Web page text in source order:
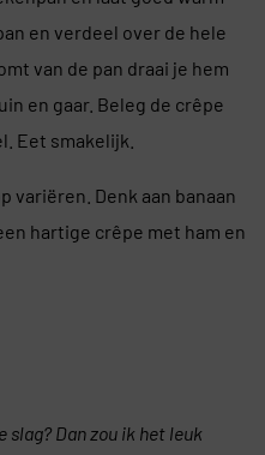
en verdeel over de hele
van de pan draai je hem
en gaar. Beleg de crêpe
Eet smakelijk.
variëren. Denk aan banaan
hartige crêpe met ham en
slag? Dan zou ik het leuk